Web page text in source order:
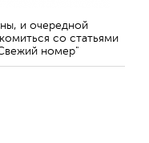
и очередной
со статьями
номер"